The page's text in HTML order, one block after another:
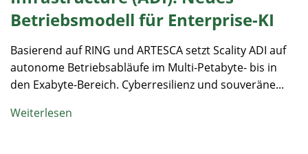
Betriebsmodell für Enterprise-KI
Basierend auf RING und ARTESCA setzt Scality ADI auf
autonome Betriebsabläufe im Multi-Petabyte- bis in
den Exabyte-Bereich. Cyberresilienz und souveräne...
Weiterlesen